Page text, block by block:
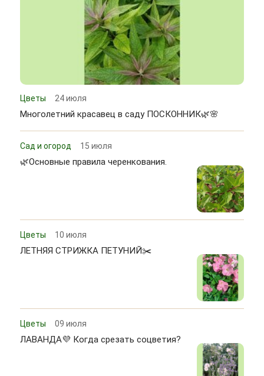
Цветы 24 июля
Многолетний красавец в саду ПОСКОННИК🌿🌸
Сад и огород 15 июля
🌿Основные правила черенкования.
Цветы 10 июля
ЛЕТНЯЯ СТРИЖКА ПЕТУНИЙ✂️
Цветы 09 июля
ЛАВАНДА💜 Когда срезать соцветия?